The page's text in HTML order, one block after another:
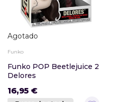
Agotado
Funko
Funko POP Beetlejuice 2
Delores
16,95 €